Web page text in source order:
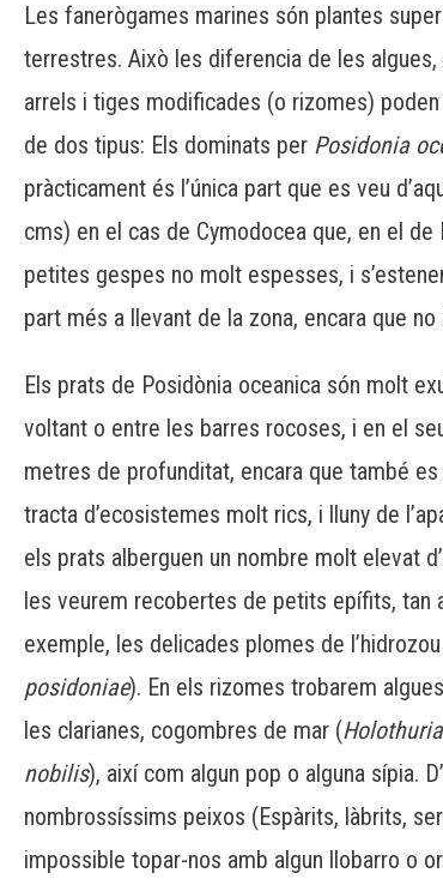
Les fanerògames marines són plantes
terrestres. Això les diferencia de les
arrels i tiges modificades (o rizomes)
de dos tipus: Els dominats per Posidonia
pràcticament és l’única part que es veu
cms) en el cas de Cymodocea que, en el de
petites gespes no molt espesses, i
part més a llevant de la zona, encara que
Els prats de Posidònia oceanica són molt
voltant o entre les barres rocoses, i en el
metres de profunditat, encara que també
tracta d’ecosistemes molt rics, i lluny de
els prats alberguen un nombre molt elevat
les veurem recobertes de petits epífits, tan
exemple, les delicades plomes de
posidoniae). En els rizomes trobarem
les clarianes, cogombres de mar (Holothuria
nobilis), així com algun pop o alguna sípia.
nombrossíssims peixos (Espàrits, làbrits,
impossible topar-nos amb algun llobarro o